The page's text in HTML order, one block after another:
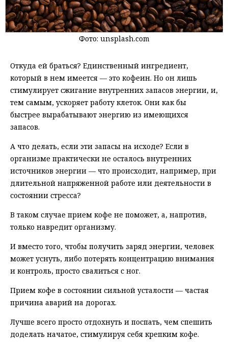
Фото: unsplash.com
Откуда ей браться? Единственный ингредиент,
который в нем имеется — это кофеин. Но он лишь
стимулирует сжигание внутренних запасов энергии, и,
тем самым, ускоряет работу клеток. Они как бы
быстрее вырабатывают энергию из имеющихся
запасов.
А что делать, если эти запасы на исходе? Если в
организме практически не осталось внутренних
источников энергии — что происходит, например, при
длительной напряженной работе или деятельности в
состоянии стресса?
В таком случае прием кофе не поможет, а, напротив,
только навредит организму.
И вместо того, чтобы получить заряд энергии, человек
может уснуть, либо потерять концентрацию внимания
и контроль, просто свалиться с ног.
Прием кофе в состоянии сильной усталости — частая
причина аварий на дорогах.
Лучше всего просто отдохнуть и поспать, чем спешить
доделать начатое, стимулируя себя крепким кофе.